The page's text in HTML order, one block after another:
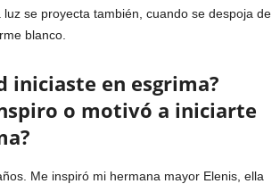
se proyecta también, cuando se despoja de
blanco.
iniciaste en esgrima?
o motivó a iniciarte
Me inspiró mi hermana mayor Elenis, ella